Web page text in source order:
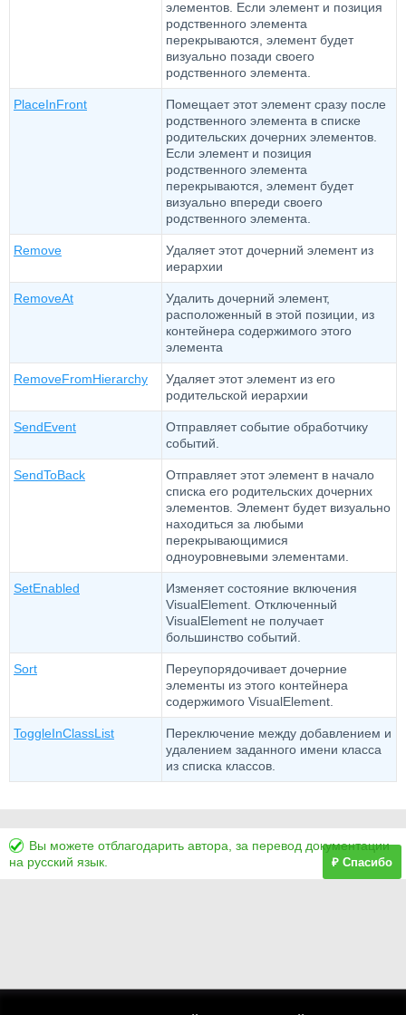
элементов. Если элемент и позиция
родственного элемента
перекрываются, элемент будет
визуально позади своего
родственного элемента.
PlaceInFront
Помещает этот элемент сразу после
родственного элемента в списке
родительских дочерних элементов.
Если элемент и позиция
родственного элемента
перекрываются, элемент будет
визуально впереди своего
родственного элемента.
Remove
Удаляет этот дочерний элемент из
иерархии
RemoveAt
Удалить дочерний элемент,
расположенный в этой позиции, из
контейнера содержимого этого
элемента
RemoveFromHierarchy
Удаляет этот элемент из его
родительской иерархии
SendEvent
Отправляет событие обработчику
событий.
SendToBack
Отправляет этот элемент в начало
списка его родительских дочерних
элементов. Элемент будет визуально
находиться за любыми
перекрывающимися
одноуровневыми элементами.
SetEnabled
Изменяет состояние включения
VisualElement. Отключенный
VisualElement не получает
большинство событий.
Sort
Переупорядочивает дочерние
элементы из этого контейнера
содержимого VisualElement.
ToggleInClassList
Переключение между добавлением и
удалением заданного имени класса
из списка классов.
Вы можете отблагодарить автора, за перевод документации
на русский язык.
₽ Спасибо